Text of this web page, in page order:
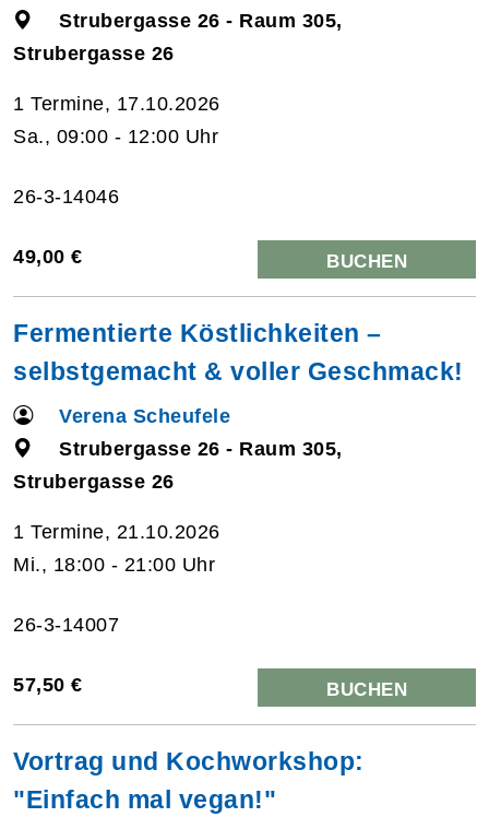
Strubergasse 26 - Raum 305,
Strubergasse 26
1 Termine, 17.10.2026
Sa., 09:00 - 12:00 Uhr
26-3-14046
49,00 € BUCHEN
Fermentierte Köstlichkeiten –
selbstgemacht & voller Geschmack!
Verena Scheufele
Strubergasse 26 - Raum 305,
Strubergasse 26
1 Termine, 21.10.2026
Mi., 18:00 - 21:00 Uhr
26-3-14007
57,50 € BUCHEN
Vortrag und Kochworkshop:
"Einfach mal vegan!"